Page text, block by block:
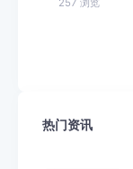
257 浏览
热门资讯